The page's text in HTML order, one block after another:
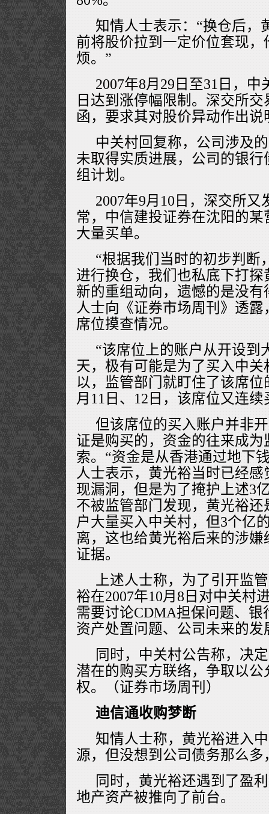
知情人士表示：“换仓后，
前将股价拉到一定价位套现
烦。”
2007年8月29日至31日，
日达到涨停幅限制。深交所
函，要求其对股价异动作出说
中关村回复称，公司涉及
未取得实质进展，公司的银
组计划。
2007年9月10日，深交所
常，中信建投证券在沈阳的
大量买单。
“根据我们当时的初步判断
进行换仓，我们也私底下打
新的重组动向，遗憾的是没有
人士向《证券市场周刊》透
席位摸查情况。
“该席位上的账户从开设到
天，极有可能是为了买入中
以，监管部门就盯住了该席位
月11日、12日，该席位又连
但该席位的买入账户并非
证是购买的，资金的往来成
索。“资金是从香港通过地下
人士表示，黄光裕当时已经
现漏洞，但是为了掩护上述3
不被监管部门发现，黄光裕
户大量买入中关村，但3个亿
离，这也给黄光裕后来的涉
证据。
上述人士称，为了引开监
裕在2007年10月8日对中关村
需要讨论CDMA担保问题、
资产处置问题、公司未来的发
同时，中关村公告称，决
潜在的购买方联络，争取以
权。（证券市场周刊）
迪信通收购梦断
知情人士称，黄光裕进入
源，但没想到公司债务那么
同时，黄光裕还遇到了盈
地产资产被推向了前台。